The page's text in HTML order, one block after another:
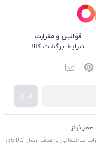
قوانین و مقرارت
شرایط برگشت کالا
ارسال
ساختمانی با هدف ارسال کالاهای